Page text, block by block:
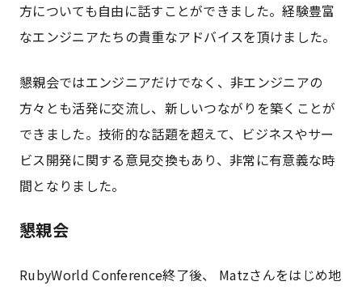
方についても自由に話すことができました。経験豊富
なエンジニアたちの貴重なアドバイスを頂けました。
懇親会ではエンジニアだけでなく、非エンジニアの
方々とも活発に交流し、新しいつながりを築くことが
できました。技術的な話題を超えて、ビジネスやサー
ビス開発に関する意見交換もあり、非常に有意義な時
間となりました。
懇親会
RubyWorld Conference終了後、 Matzさんをはじめ地